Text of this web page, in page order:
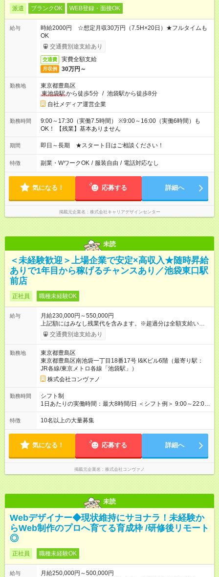
派遣 ブランクOK WEB登録・面接OK
給与
時給2000円 ☆想定月収30万円（7.5H×20日）★フルタイムも
OK
交通費別途支給あり
交通費 実費全額支給
月収例 30万円～
勤務地
東京都豊島区
東池袋駅から徒歩5分 / 池袋駅から徒歩8分
自社メディア運営企業
勤務時間
9:00～17:30（実働7.5時間） ※9:00～16:00（実働6時間）も
OK！ 【残業】基本ありません
期間 即日～長期 ★スタート日はご相談ください！
特徴 副業・WワークOK / 服装自由 / 電話対応なし
気になる！ 応募する 詳細へ
掲載元企業名 株式会社キャリアデザインセンター
未読
＜未経験歓迎＞上場企業で安定×高収入★随時昇給
ありで1年目から稼げるチャンスあり／池袋東口駅
前店
正社員 職種未経験OK
給与
月給230,000円～550,000円
上記額にはみなし残業代を含みます。※超過分は全額支給いたし
ます。 みなし残業代 8,940円／月 みなし残業時間 5.5時間／月
上記には、月5.5時間分のみなし残業代(8，940円)を含む。超過
円～ （期間中は契約社員） ※社内基準を満たした場合は、その
後正規登用可 【年収例】 ◆エリアマネージャー 月給25万円＋役
職手当3万円＋インセン14万5，781円＝42万5，781円 ◆店長
月給 25万円＋役職手当1万円＋インセン8万2，547円＝34万2，
547円 ◆社員(役職なし) 月給23万円＋インセン1万4701円＝24
万4，701円 ＜別途支給手当＞ ・インセンティブ：月10万円以
上も可能！ ・賞与：年2回(6月/12月)※業績による ・交通費：月
たり) ・回数：随時 ・反映時期：次月の給与から ・評価手法：
社内評価に基づく ※あなたの頑張りをしっかり評価します！で
きることが増えるほどお給料に反映される環境です。 【試用期
間】試用期間あり 試用期間の長さ：6ヶ月 ※ 雇用形態と給与
に、本採用時と異なる部分があります。 雇用形態：中途採用
（契約社員） 給与：月給 220,000円以上 上記額にはみなし残業
代 8,552円／月 みなし残業時間 5.5時間／月
交通費別途支給あり
勤務地
東京都豊島区
東京都豊島区南池袋一丁目18番17号 I&Kビル6階（最寄り駅：
JR各線/東京メトロ各線「池袋駅」）
株式会社コンヴァノ
勤務時間
シフト制
1日あたりの実働時間：最大8時間/日 ＜シフト例＞ 9:00～22:00
でのシフト制（実働8時間／休憩60分） ※残業時間は月平均で
10時間程度 ※営業時間は【平日】11：00～22：00、【土日祝】
ます。
特徴 10名以上の大量募集
気になる！ 応募する 詳細へ
掲載元企業名 株式会社コンヴァノ
未読
Webデザイナー◆現状維持にサヨナラ！未経験か
らWeb制作のプロへ育てる育成枠 /研修後リモート
◎
正社員 職種未経験OK
給与
月給250,000円～500,000円